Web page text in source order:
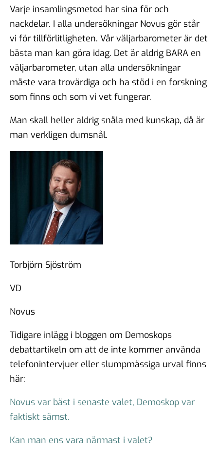
Varje insamlingsmetod har sina för och
nackdelar. I alla undersökningar Novus gör står
vi för tillförlitligheten. Vår väljarbarometer är det
bästa man kan göra idag. Det är aldrig BARA en
väljarbarometer, utan alla undersökningar
måste vara trovärdiga och ha stöd i en forskning
som finns och som vi vet fungerar.
Man skall heller aldrig snåla med kunskap, då är
man verkligen dumsnål.
Torbjörn Sjöström
VD
Novus
Tidigare inlägg i bloggen om Demoskops
debattartikeln om att de inte kommer använda
telefonintervjuer eller slumpmässiga urval finns
här:
Novus var bäst i senaste valet, Demoskop var
faktiskt sämst.
Kan man ens vara närmast i valet?